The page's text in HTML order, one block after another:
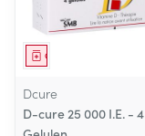
Geneesmiddel
Dcure
D-cure 25 000 I.E. - 4